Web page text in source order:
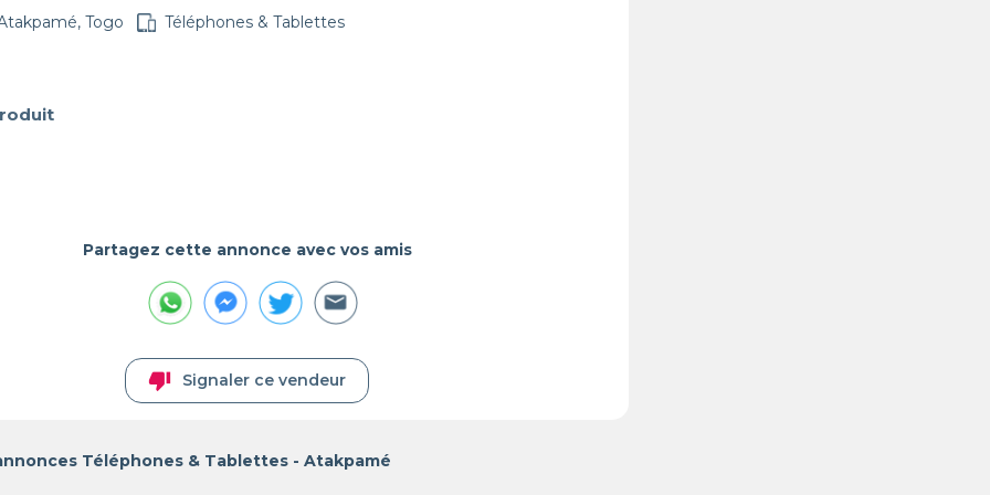
Togo Téléphones & Tablettes
Partagez cette annonce avec vos amis
thumb_down Signaler ce vendeur
Téléphones & Tablettes - Atakpamé